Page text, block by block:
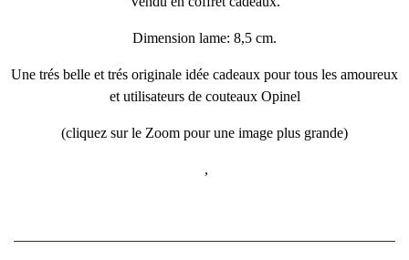
Dimension lame: 8,5 cm.
Une trés belle et trés originale idée cadeaux pour tous les amoureux
et utilisateurs de couteaux Opinel
(cliquez sur le Zoom pour une image plus grande)
,